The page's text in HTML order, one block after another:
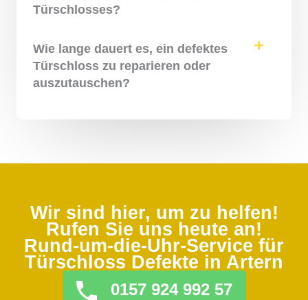
Türschlosses?
Wie lange dauert es, ein defektes
Türschloss zu reparieren oder
auszutauschen?
Wir sind hier, um zu helfen!
Rufen Sie uns heute an!
Rund-um-die-Uhr-Service für
Türschloss Defekte in Artern
0157 924 992 57